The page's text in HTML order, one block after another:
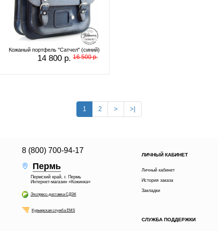
Кожаный портфель "Сатчел" (синий)
14 800 р. 16 500 р.
1 2 > >|
8 (800) 700-94-17
Пермь
Пермский край, г. Пермь
Интернет-магазин «Кожинка»
Экспресс-доставка СДЭК
Курьерская служба EMS
ЛИЧНЫЙ КАБИНЕТ
Личный кабинет
История заказа
Закладки
СЛУЖБА ПОДДЕРЖКИ